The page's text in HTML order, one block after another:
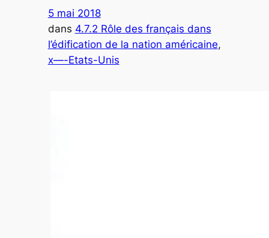
5 mai 2018
dans 4.7.2 Rôle des français dans
l’édification de la nation américaine
x—-Etats-Unis